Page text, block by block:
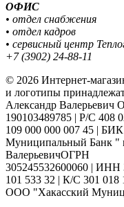
ОФИС
• отдел снабжения
• отдел кадров
• сервисный центр
+7 (3902) 24-88-11
© 2026 Интернет-
и логотипы
Александр
190103489785 | Р/С 408
109 000 000 007 45 |
Муниципальный Банк "
ВалерьевичОГРН
305245532600060 | ИНН
101 533 32 | К/С 301 018
ООО "Хакасский